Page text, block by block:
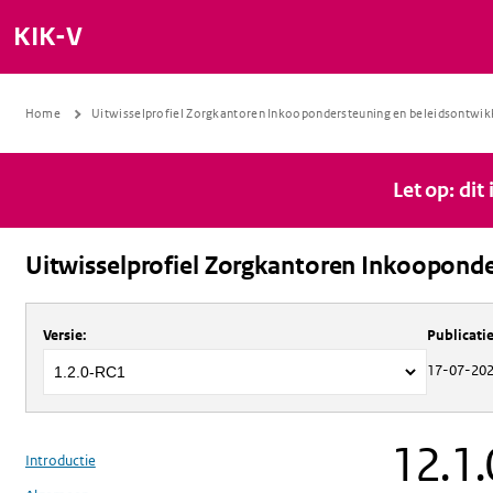
KIK-V
Home Uitwisselprofiel Zorgkantoren Inkoopondersteuning en
Let op: dit
Uitwisselprofiel Zorgkantoren
Over Uitwisselprofiel Zorgkantoren
Versie:
17-07-
Introductie